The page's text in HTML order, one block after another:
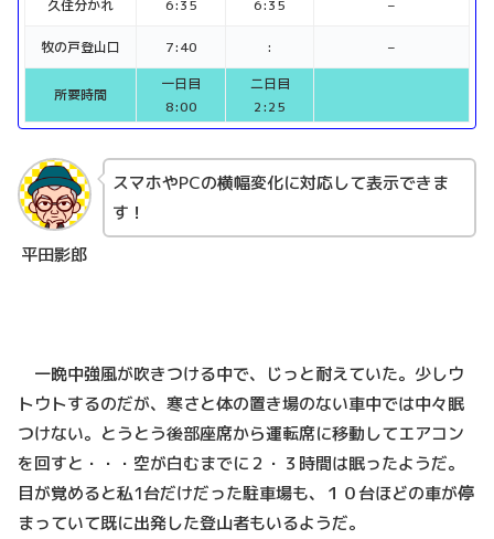
久住分かれ 6:35 6:35 –
牧の戸登山口 7:40 : –
所要時間
一日目
8:00
二日目
2:25
平田影郎
スマホやPCの横幅変化に対応して表示できま
す！
一晩中強風が吹きつける中で、じっと耐えていた。少しウ
トウトするのだが、寒さと体の置き場のない車中では中々眠
つけない。とうとう後部座席から運転席に移動してエアコン
を回すと・・・空が白むまでに２・３時間は眠ったようだ。
目が覚めると私1台だけだった駐車場も、１０台ほどの車が停
まっていて既に出発した登山者もいるようだ。